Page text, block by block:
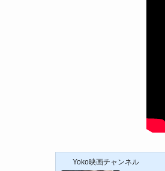
Yoko映画チャンネル